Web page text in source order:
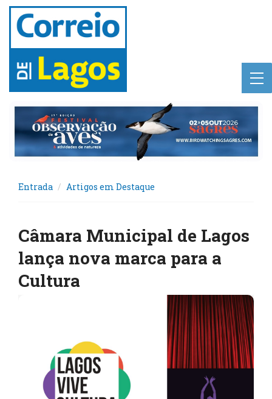
Entrada Artigos em Destaque
Câmara Municipal de Lagos
lança nova marca para a
Cultura